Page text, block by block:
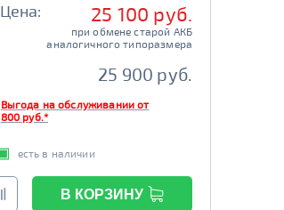
Цена: 25 100 руб.
при обмене старой АКБ
аналогичного типоразмера
25 900 руб.
Выгода на обслуживании от
800 руб.*
есть в наличии
В КОРЗИНУ